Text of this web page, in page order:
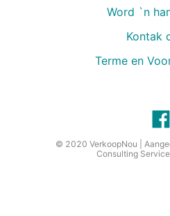
Word `n
Kontak
Terme en
© 2020 VerkoopNou |
Consulting